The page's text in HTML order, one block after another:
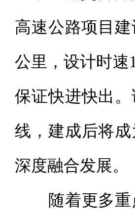
高速公路项目
公里，设计时速
保证快进快出
线，建成后将
深度融合发展。
随着更多重